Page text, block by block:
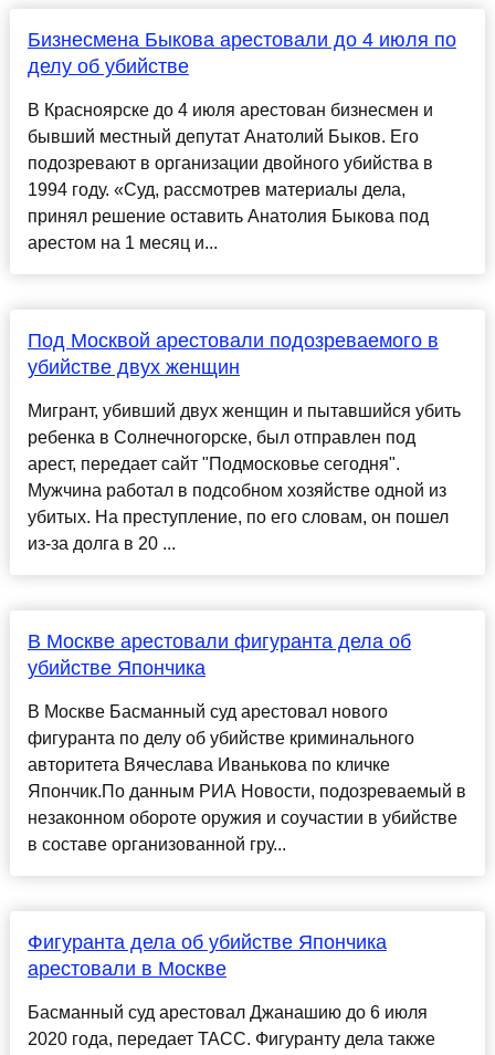
Бизнесмена Быкова арестовали до 4 июля по
делу об убийстве
В Красноярске до 4 июля арестован бизнесмен и
бывший местный депутат Анатолий Быков. Его
подозревают в организации двойного убийства в
1994 году. «Суд, рассмотрев материалы дела,
принял решение оставить Анатолия Быкова под
арестом на 1 месяц и...
Под Москвой арестовали подозреваемого в
убийстве двух женщин
Мигрант, убивший двух женщин и пытавшийся убить
ребенка в Солнечногорске, был отправлен под
арест, передает сайт "Подмосковье сегодня".
Мужчина работал в подсобном хозяйстве одной из
убитых. На преступление, по его словам, он пошел
из-за долга в 20 ...
В Москве арестовали фигуранта дела об
убийстве Япончика
В Москве Басманный суд арестовал нового
фигуранта по делу об убийстве криминального
авторитета Вячеслава Иванькова по кличке
Япончик.По данным РИА Новости, подозреваемый в
незаконном обороте оружия и соучастии в убийстве
в составе организованной гру...
Фигуранта дела об убийстве Япончика
арестовали в Москве
Басманный суд арестовал Джанашию до 6 июля
2020 года, передает ТАСС. Фигуранту дела также